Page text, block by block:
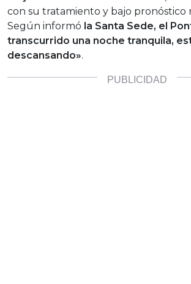
con su tratamiento y bajo pronóstico
Según informó la Santa Sede, el
transcurrido una noche tranquila,
descansando».